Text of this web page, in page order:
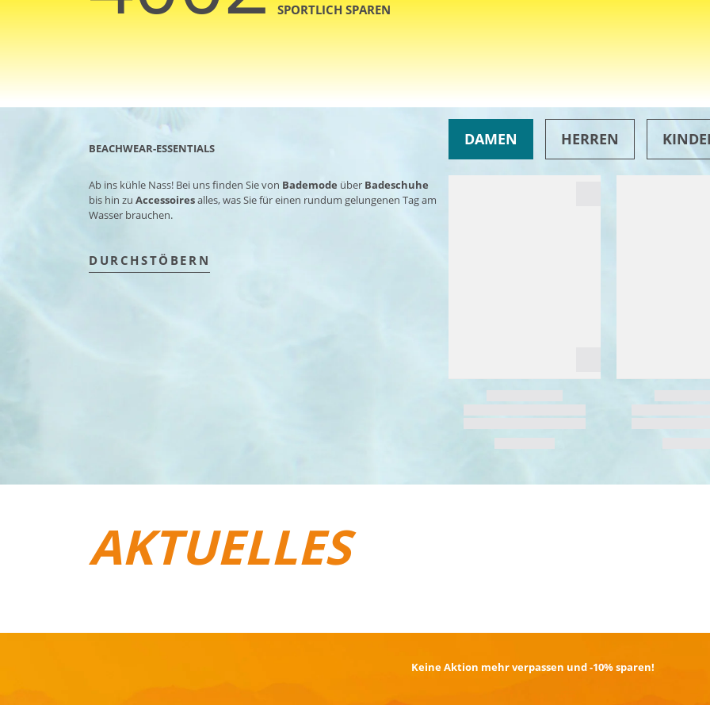
SPORTLICH SPAREN
BEACHWEAR-ESSENTIALS
Ab ins kühle Nass! Bei uns finden Sie von Bademode über Badeschuhe
bis hin zu Accessoiresalles, was Sie für einen rundum gelungenen Tag am
Wasser brauchen.
DURCHSTÖBERN
DAMEN HERREN
AKTUELLES
Keine Aktion mehr verpassen und -10% sparen!